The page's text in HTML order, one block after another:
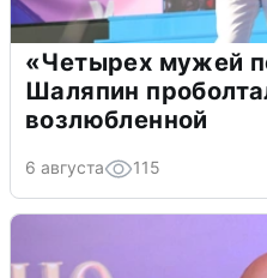
«Четырех мужей
Шаляпин
возлюбленной
6 августа 115